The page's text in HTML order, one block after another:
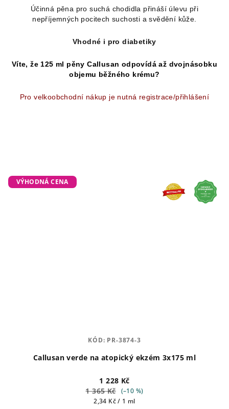
z
5
Účinná pěna pro suchá chodidla přináší úlevu při
nepříjemných pocitech suchosti a svědění kůže.
Vhodné i pro diabetiky
Víte, že 125 ml pěny Callusan odpovídá až dvojnásobku
objemu běžného krému?
Pro velkoobchodní nákup je nutná registrace/přihlášení
VÝHODNÁ CENA
Callusan verde na atopický ekzém 3x175 ml
1 228 Kč
1 365 Kč
(–10 %)
Měrná
2,34 Kč / 1 ml
KÓD: PR-3874-3